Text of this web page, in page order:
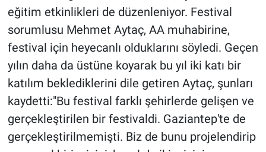
eğitim etkinlikleri de düzenleniyor. Festival
sorumlusu Mehmet Aytaç, AA muhabirine,
festival için heyecanlı olduklarını söyledi. Geçen
yılın daha da üstüne koyarak bu yıl iki katı bir
katılım beklediklerini dile getiren Aytaç, şunları
kaydetti:"Bu festival farklı şehirlerde gelişen ve
gerçekleştirilen bir festivaldi. Gaziantep'te de
gerçekleştirilmemişti. Biz de bunu projelendirip